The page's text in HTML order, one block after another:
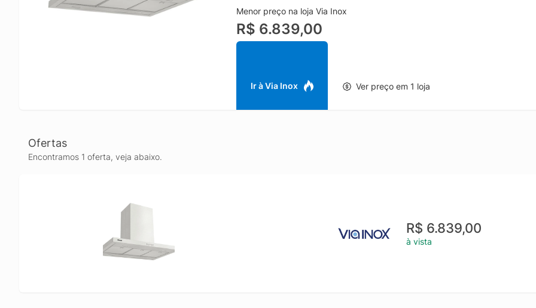
Indicada para quem busca desempenho e estética em um único produto,
compor projetos de cozinha com foco em funcionalidade, mantendo o
acabamentos com um toque profissional.
Menor preço na loja Via Inox
R$ 6.839,00
Ir à Via Inox Ver preço em 1 loja
Ofertas
Encontramos 1 oferta, veja abaixo.
R$ 6.839,00
à vista